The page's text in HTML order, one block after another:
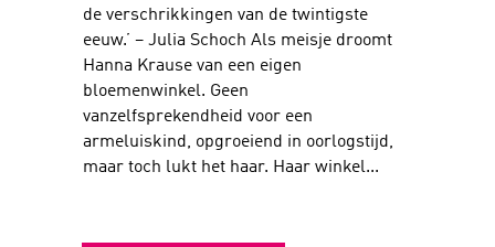
de verschrikkingen van de twintigste
eeuw.’ – Julia Schoch Als meisje droomt
Hanna Krause van een eigen
bloemenwinkel. Geen
vanzelfsprekendheid voor een
armeluiskind, opgroeiend in oorlogstijd,
maar toch lukt het haar. Haar winkel...